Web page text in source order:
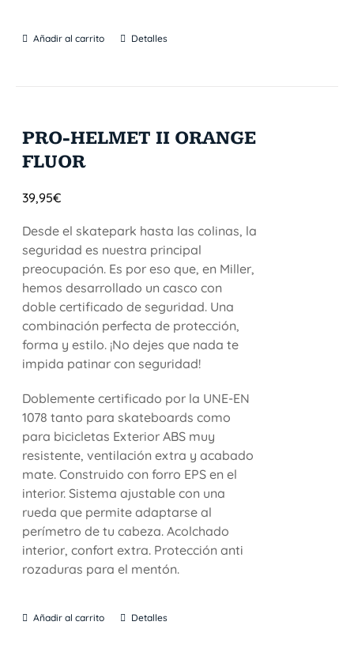
Añadir al carrito Detalles
PRO-HELMET II ORANGE
FLUOR
39,95€
Desde el skatepark hasta las colinas, la
seguridad es nuestra principal
preocupación. Es por eso que, en Miller,
hemos desarrollado un casco con
doble certificado de seguridad. Una
combinación perfecta de protección,
forma y estilo. ¡No dejes que nada te
impida patinar con seguridad!
Doblemente certificado por la UNE-EN
1078 tanto para skateboards como
para bicicletas Exterior ABS muy
resistente, ventilación extra y acabado
mate. Construido con forro EPS en el
interior. Sistema ajustable con una
rueda que permite adaptarse al
perímetro de tu cabeza. Acolchado
interior, confort extra. Protección anti
rozaduras para el mentón.
Añadir al carrito Detalles